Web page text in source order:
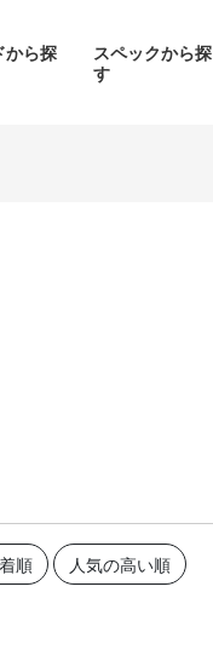
から探
スペックから探
す
360mm簡易水冷と曲面
OLEDを搭載したハイエン
ドモデル。美しさと冷却性
順 人気の高い順